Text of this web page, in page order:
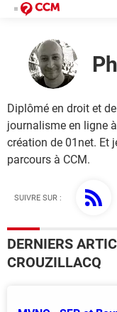
Diplômé en droit et
journalisme en ligne
création de 01net. Et
parcours à CCM.
SUIVRE SUR :
DERNIERS
CROUZILLACQ